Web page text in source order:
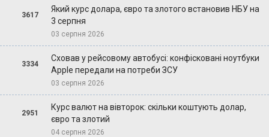
3617
Який курс долара, євро та злотого встановив НБУ на
3 серпня
03 серпня 2026
3334
Сховав у рейсовому автобусі: конфісковані ноутбуки
Apple передали на потреби ЗСУ
03 серпня 2026
2951
Курс валют на вівторок: скільки коштують долар,
євро та злотий
04 серпня 2026